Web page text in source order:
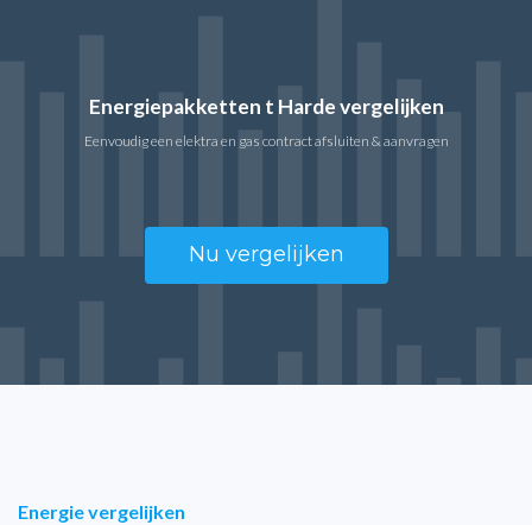
Energiepakketten t Harde vergelijken
Eenvoudig een elektra en gas contract afsluiten & aanvragen
Nu vergelijken
Energie vergelijken